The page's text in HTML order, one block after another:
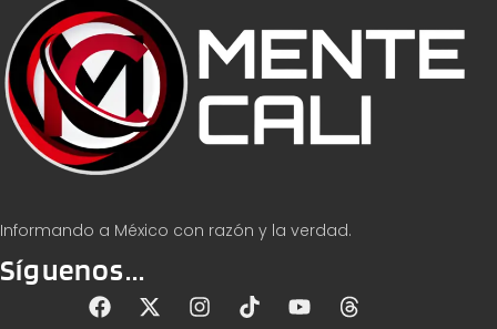
Informando a México con razón y la verdad.
Síguenos...